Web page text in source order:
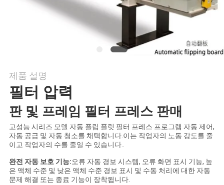
를
요
청
하
다
제품 설명
필터 압력
판 및 프레임 필터 프레스 판매
고성능 시리즈 모델 자동 플립 플릿 필터 프레스 프로그램 자동 제어,
자동 공급 및 자동 청소를 채택합니다.이는 작업자의 노동 강도를 줄
이고 작업자의 수를 줄일 수 있습니다..
완전 자동 보호 기능:오류 자동 경보 시스템, 오류 화면 표시 기능, 높
은 액체 수준 및 낮은 액체 수준 경보 표시 및 수동 처리에 대한 자동
문제 해결 또는 종료 기능이 장착됩니다.